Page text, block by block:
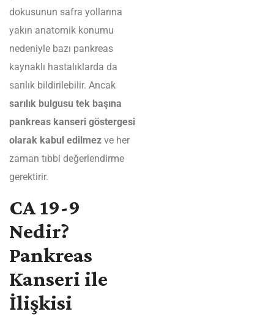
dokusunun safra yollarına
yakın anatomik konumu
nedeniyle bazı pankreas
kaynaklı hastalıklarda da
sarılık bildirilebilir. Ancak
sarılık bulgusu tek başına
pankreas kanseri göstergesi
olarak kabul edilmez ve her
zaman tıbbi değerlendirme
gerektirir.
CA 19-9
Nedir?
Pankreas
Kanseri ile
İlişkisi